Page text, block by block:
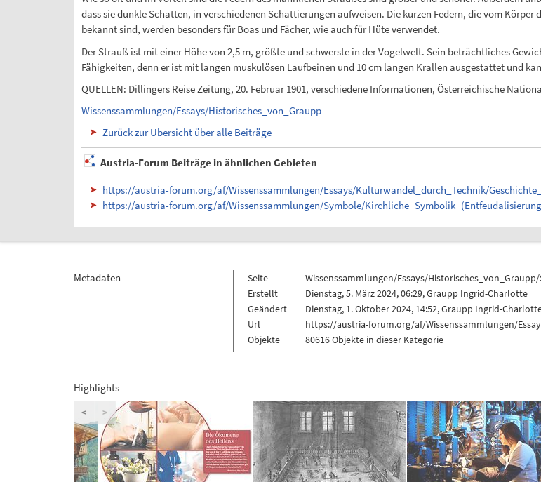
dass sie dunkle Schatten, in verschiedenen Schattierungen aufweisen. Die kurzen Federn, die vom Körper
bekannt sind, werden besonders für Boas und Fächer, wie auch für Hüte verwendet.
Der Strauß ist mit einer Höhe von 2,5 m, größte und schwerste in der Vogelwelt. Sein beträchtliches
Fähigkeiten, denn er ist mit langen muskulösen Laufbeinen und 10 cm langen Krallen ausgestattet und
QUELLEN: Dillingers Reise Zeitung, 20. Februar 1901, verschiedene Informationen, Österreichische
Wissenssammlungen/Essays/Historisches_von_Graupp
Zurück zur Übersicht über alle Beiträge
Austria-Forum Beiträge in ähnlichen Gebieten
https://austria-forum.org/af/Wissenssammlungen/Essays/Kulturwandel_durch_Technik/
https://austria-forum.org/af/Wissenssammlungen/Symbole/
Metadaten Seite
Wissenssammlungen/Essays/Historisches_von_Graupp/
Erstellt
Dienstag, 5. März 2024, 06:29,Graupp Ingrid-Charlotte
Geändert
Dienstag, 1. Oktober 2024, 14:52,Graupp Ingrid-
Url
https://austria-forum.org/af/Wissenssammlungen/
Objekte
80616 Objekte in dieser Kategorie
Highlights
< >